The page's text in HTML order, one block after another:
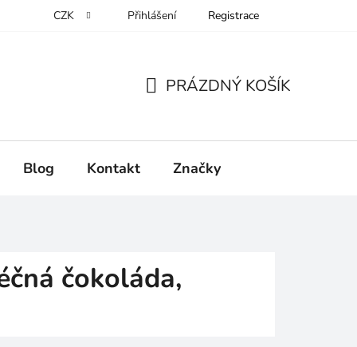
CZK Přihlášení Registrace
KOŠÍK
PRÁZDNÝ KOŠÍK
Blog Kontakt Značky
čokoláda,